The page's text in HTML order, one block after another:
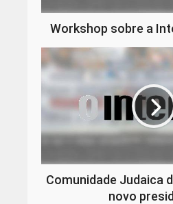
Workshop sobre a
Comunidade Judaica
novo